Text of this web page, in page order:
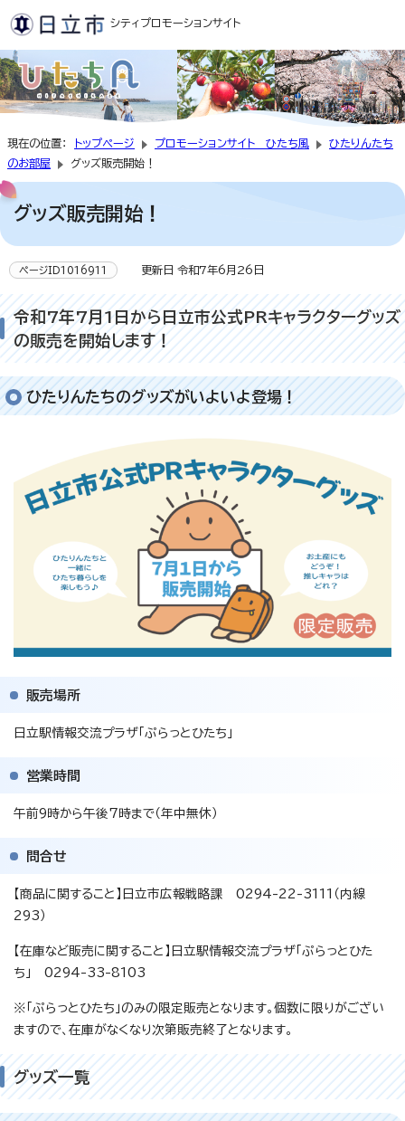
シティプロモーションサイト
現在の位置： トップページ プロモーションサイト ひたち風
ひたりんたち
のお部屋
グッズ販売開始！
グッズ販売開始！
ページID1016911 更新日 令和7年6月26日
令和7年7月1日から日立市公式PRキャラクターグッズ
の販売を開始します！
ひたりんたちのグッズがいよいよ登場！
販売場所
日立駅情報交流プラザ「ぷらっとひたち」
営業時間
午前9時から午後7時まで（年中無休）
問合せ
【商品に関すること】日立市広報戦略課 0294-22-3111（内線
293）
【在庫など販売に関すること】日立駅情報交流プラザ「ぷらっとひた
ち」 0294-33-8103
※「ぷらっとひたち」のみの限定販売となります。個数に限りがござい
ますので、在庫がなくなり次第販売終了となります。
グッズ一覧